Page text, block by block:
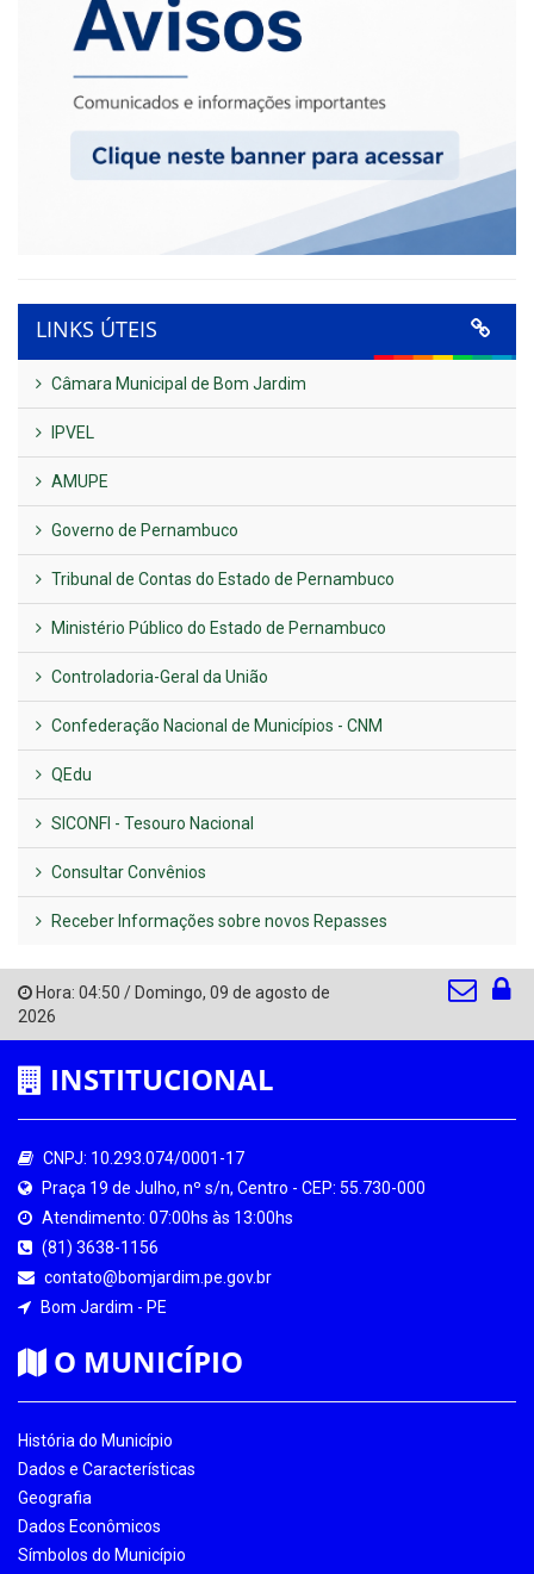
LINKS ÚTEIS
Câmara Municipal de Bom Jardim
IPVEL
AMUPE
Governo de Pernambuco
Tribunal de Contas do Estado de Pernambuco
Ministério Público do Estado de Pernambuco
Controladoria-Geral da União
Confederação Nacional de Municípios - CNM
QEdu
SICONFI - Tesouro Nacional
Consultar Convênios
Receber Informações sobre novos Repasses
Hora: 04:50 /Domingo, 09 de agosto de
2026
INSTITUCIONAL
CNPJ: 10.293.074/0001-17
Praça 19 de Julho, nº s/n, Centro - CEP: 55.730-000
Atendimento: 07:00hs às 13:00hs
(81) 3638-1156
contato@bomjardim.pe.gov.br
Bom Jardim - PE
O MUNICÍPIO
História do Município
Dados e Características
Geografia
Dados Econômicos
Símbolos do Município